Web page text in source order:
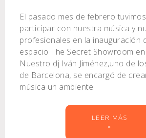
El pasado mes de febrero
participar con nuestra música y
profesionales en la inauguración
espacio The Secret Showroom
Nuestro dj Iván Jiménez,uno de
de Barcelona, se encargó de
música un ambiente
LEER MÁS
»